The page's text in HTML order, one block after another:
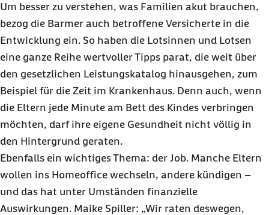
Um besser zu verstehen, was Familien akut brauchen,
bezog die Barmer auch betroffene Versicherte in die
Entwicklung ein. So haben die Lotsinnen und Lotsen
eine ganze Reihe wertvoller Tipps parat, die weit über
den gesetzlichen Leistungskatalog hinausgehen, zum
Beispiel für die Zeit im Krankenhaus. Denn auch, wenn
die Eltern jede Minute am Bett des Kindes verbringen
möchten, darf ihre eigene Gesundheit nicht völlig in
den Hintergrund geraten.
Ebenfalls ein wichtiges Thema: der Job. Manche Eltern
wollen ins Homeoffice wechseln, andere kündigen –
und das hat unter Umständen finanzielle
Auswirkungen. Maike Spiller: „Wir raten deswegen,